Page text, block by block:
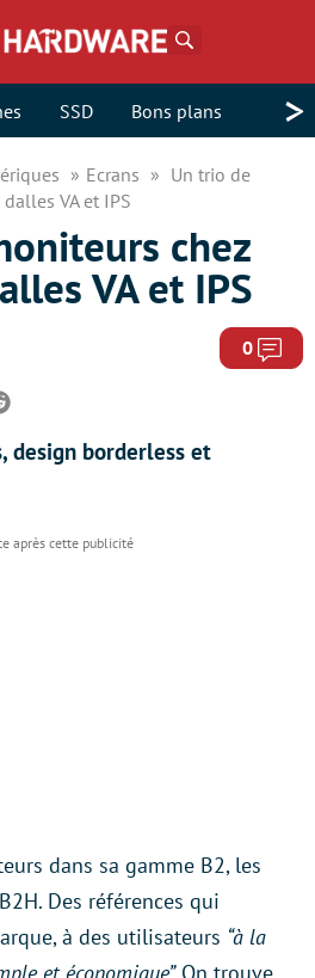
SSD Bons plans >
Ecrans
Un trio de
VA et IPS
chez
VA et IPS
0
design borderless et
dans sa gamme B2, les
Des références qui
à des utilisateurs “à la